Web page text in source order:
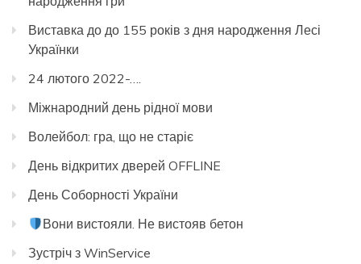
Виставка до до 155 років з дня народження Лесі
Українки
24 лютого 2022-….
Міжнародний день рідної мови
Волейбол: гра, що не старіє
День відкритих дверей OFFLINE
День Соборності України
Вони вистояли. Не вистояв бетон
Зустріч з WinService